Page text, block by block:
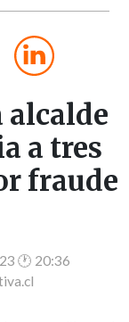
alcalde
a tres
fraude
🕐 20:36